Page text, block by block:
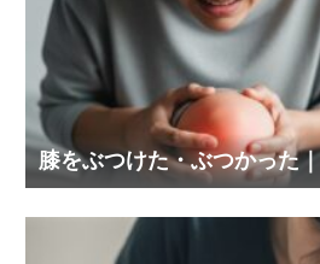
膝をぶつけた・ぶつかった